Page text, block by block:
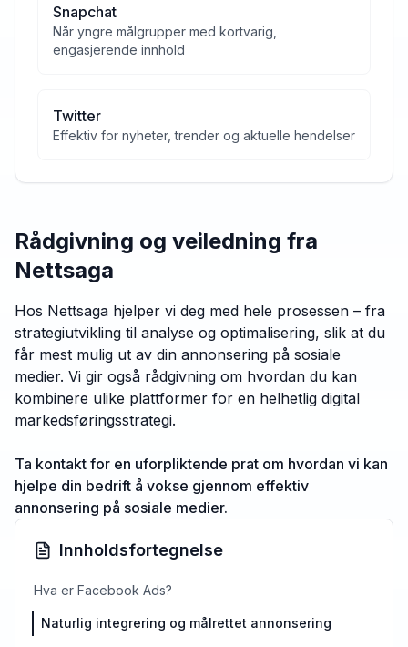
Snapchat
Når yngre målgrupper med kortvarig,
engasjerende innhold
Twitter
Effektiv for nyheter, trender og aktuelle hendelser
Rådgivning og veiledning fra
Nettsaga
Hos Nettsaga hjelper vi deg med hele prosessen – fra
strategiutvikling til analyse og optimalisering, slik at du
får mest mulig ut av din annonsering på sosiale
medier. Vi gir også rådgivning om hvordan du kan
kombinere ulike plattformer for en helhetlig digital
markedsføringsstrategi.
Ta kontakt for en uforpliktende prat om hvordan vi kan
hjelpe din bedrift å vokse gjennom effektiv
annonsering på sosiale medier.
Innholdsfortegnelse
Hva er Facebook Ads?
Naturlig integrering og målrettet annonsering